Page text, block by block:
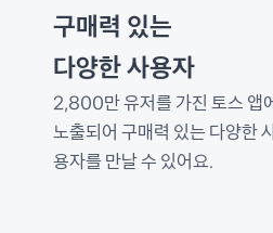
구매력 있는
다양한 사용자
2,800만 유저를 가진 토스 앱에
노출되어 구매력 있는 다양한
용자를 만날 수 있어요.